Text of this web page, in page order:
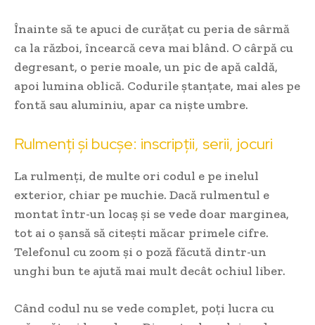
Înainte să te apuci de curățat cu peria de sârmă
ca la război, încearcă ceva mai blând. O cârpă cu
degresant, o perie moale, un pic de apă caldă,
apoi lumina oblică. Codurile ștanțate, mai ales pe
fontă sau aluminiu, apar ca niște umbre.
Rulmenți și bucșe: inscripții, serii, jocuri
La rulmenți, de multe ori codul e pe inelul
exterior, chiar pe muchie. Dacă rulmentul e
montat într-un locaș și se vede doar marginea,
tot ai o șansă să citești măcar primele cifre.
Telefonul cu zoom și o poză făcută dintr-un
unghi bun te ajută mai mult decât ochiul liber.
Când codul nu se vede complet, poți lucra cu